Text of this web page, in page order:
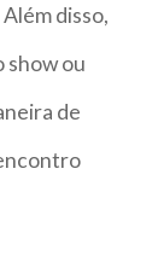
disso,
show ou
de